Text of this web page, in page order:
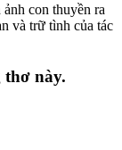
con thuyền ra
và trữ tình của tác
thơ này.